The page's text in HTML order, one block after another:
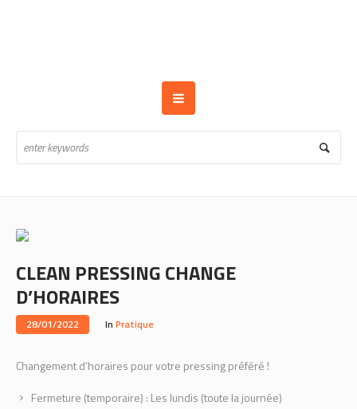
CLEAN PRESSING CHANGE
D’HORAIRES
28/01/2022 In Pratique
Changement d’horaires pour votre pressing préféré !
Fermeture (temporaire) : Les lundis (toute la journée)